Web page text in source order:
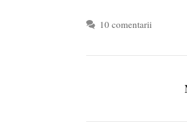
10 comentarii